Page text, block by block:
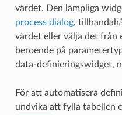
värdet. Den lämpliga
process dialog,
värdet eller välja det från
beroende på
data-definieringswidget,
För att automatisera
undvika att fylla tabellen